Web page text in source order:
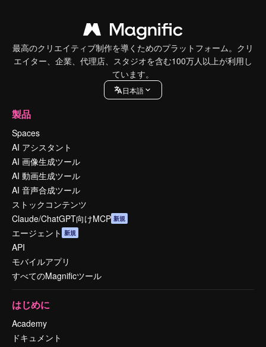
最高のクリエイティブ制作を導くためのプラットフォーム。クリ
エイター、企業、代理店、スタジオを含む100万人以上が利用し
ています。
日本語
製品
Spaces
AI アシスタント
AI 画像生成ツール
AI 動画生成ツール
AI 音声合成ツール
ストックコンテンツ
Claude/ChatGPT向けMCP 新規
エージェント 新規
API
モバイルアプリ
すべてのMagnificツール
はじめに
Academy
ドキュメント